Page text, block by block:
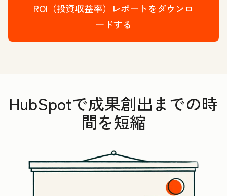
ROI（投資収益率）レポートをダウンロ
ードする
HubSpotで成果創出までの時
間を短縮